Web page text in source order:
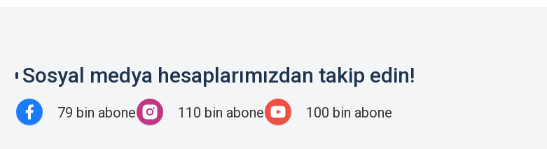
Sosyal medya hesaplarımızdan takip edin!
79 bin abone 110 bin abone 100 bin abone